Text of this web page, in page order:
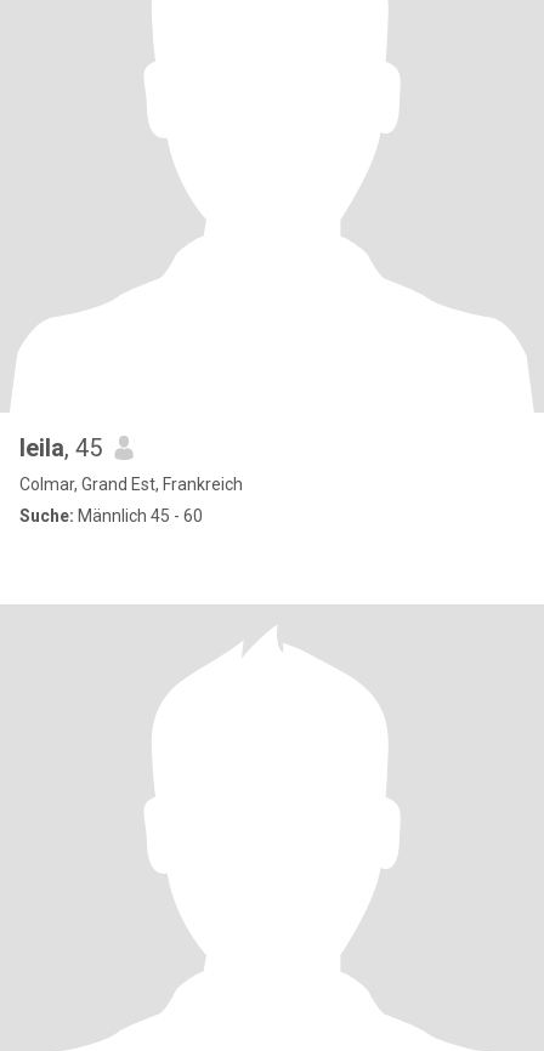
leila, 45
Colmar, Grand Est, Frankreich
Suche: Männlich 45 - 60